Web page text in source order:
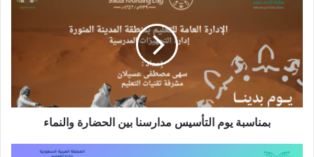
الحضارة
والنماء
بمناسبة يوم التأسيس مدارسنا بين الحضارة والنماء
ومضات